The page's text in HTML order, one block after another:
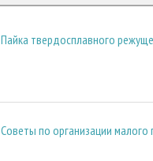
Пайка твердосплавного
Советы по организации малого